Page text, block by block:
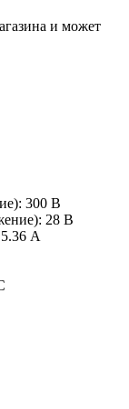
и может
300 В
28 В
А